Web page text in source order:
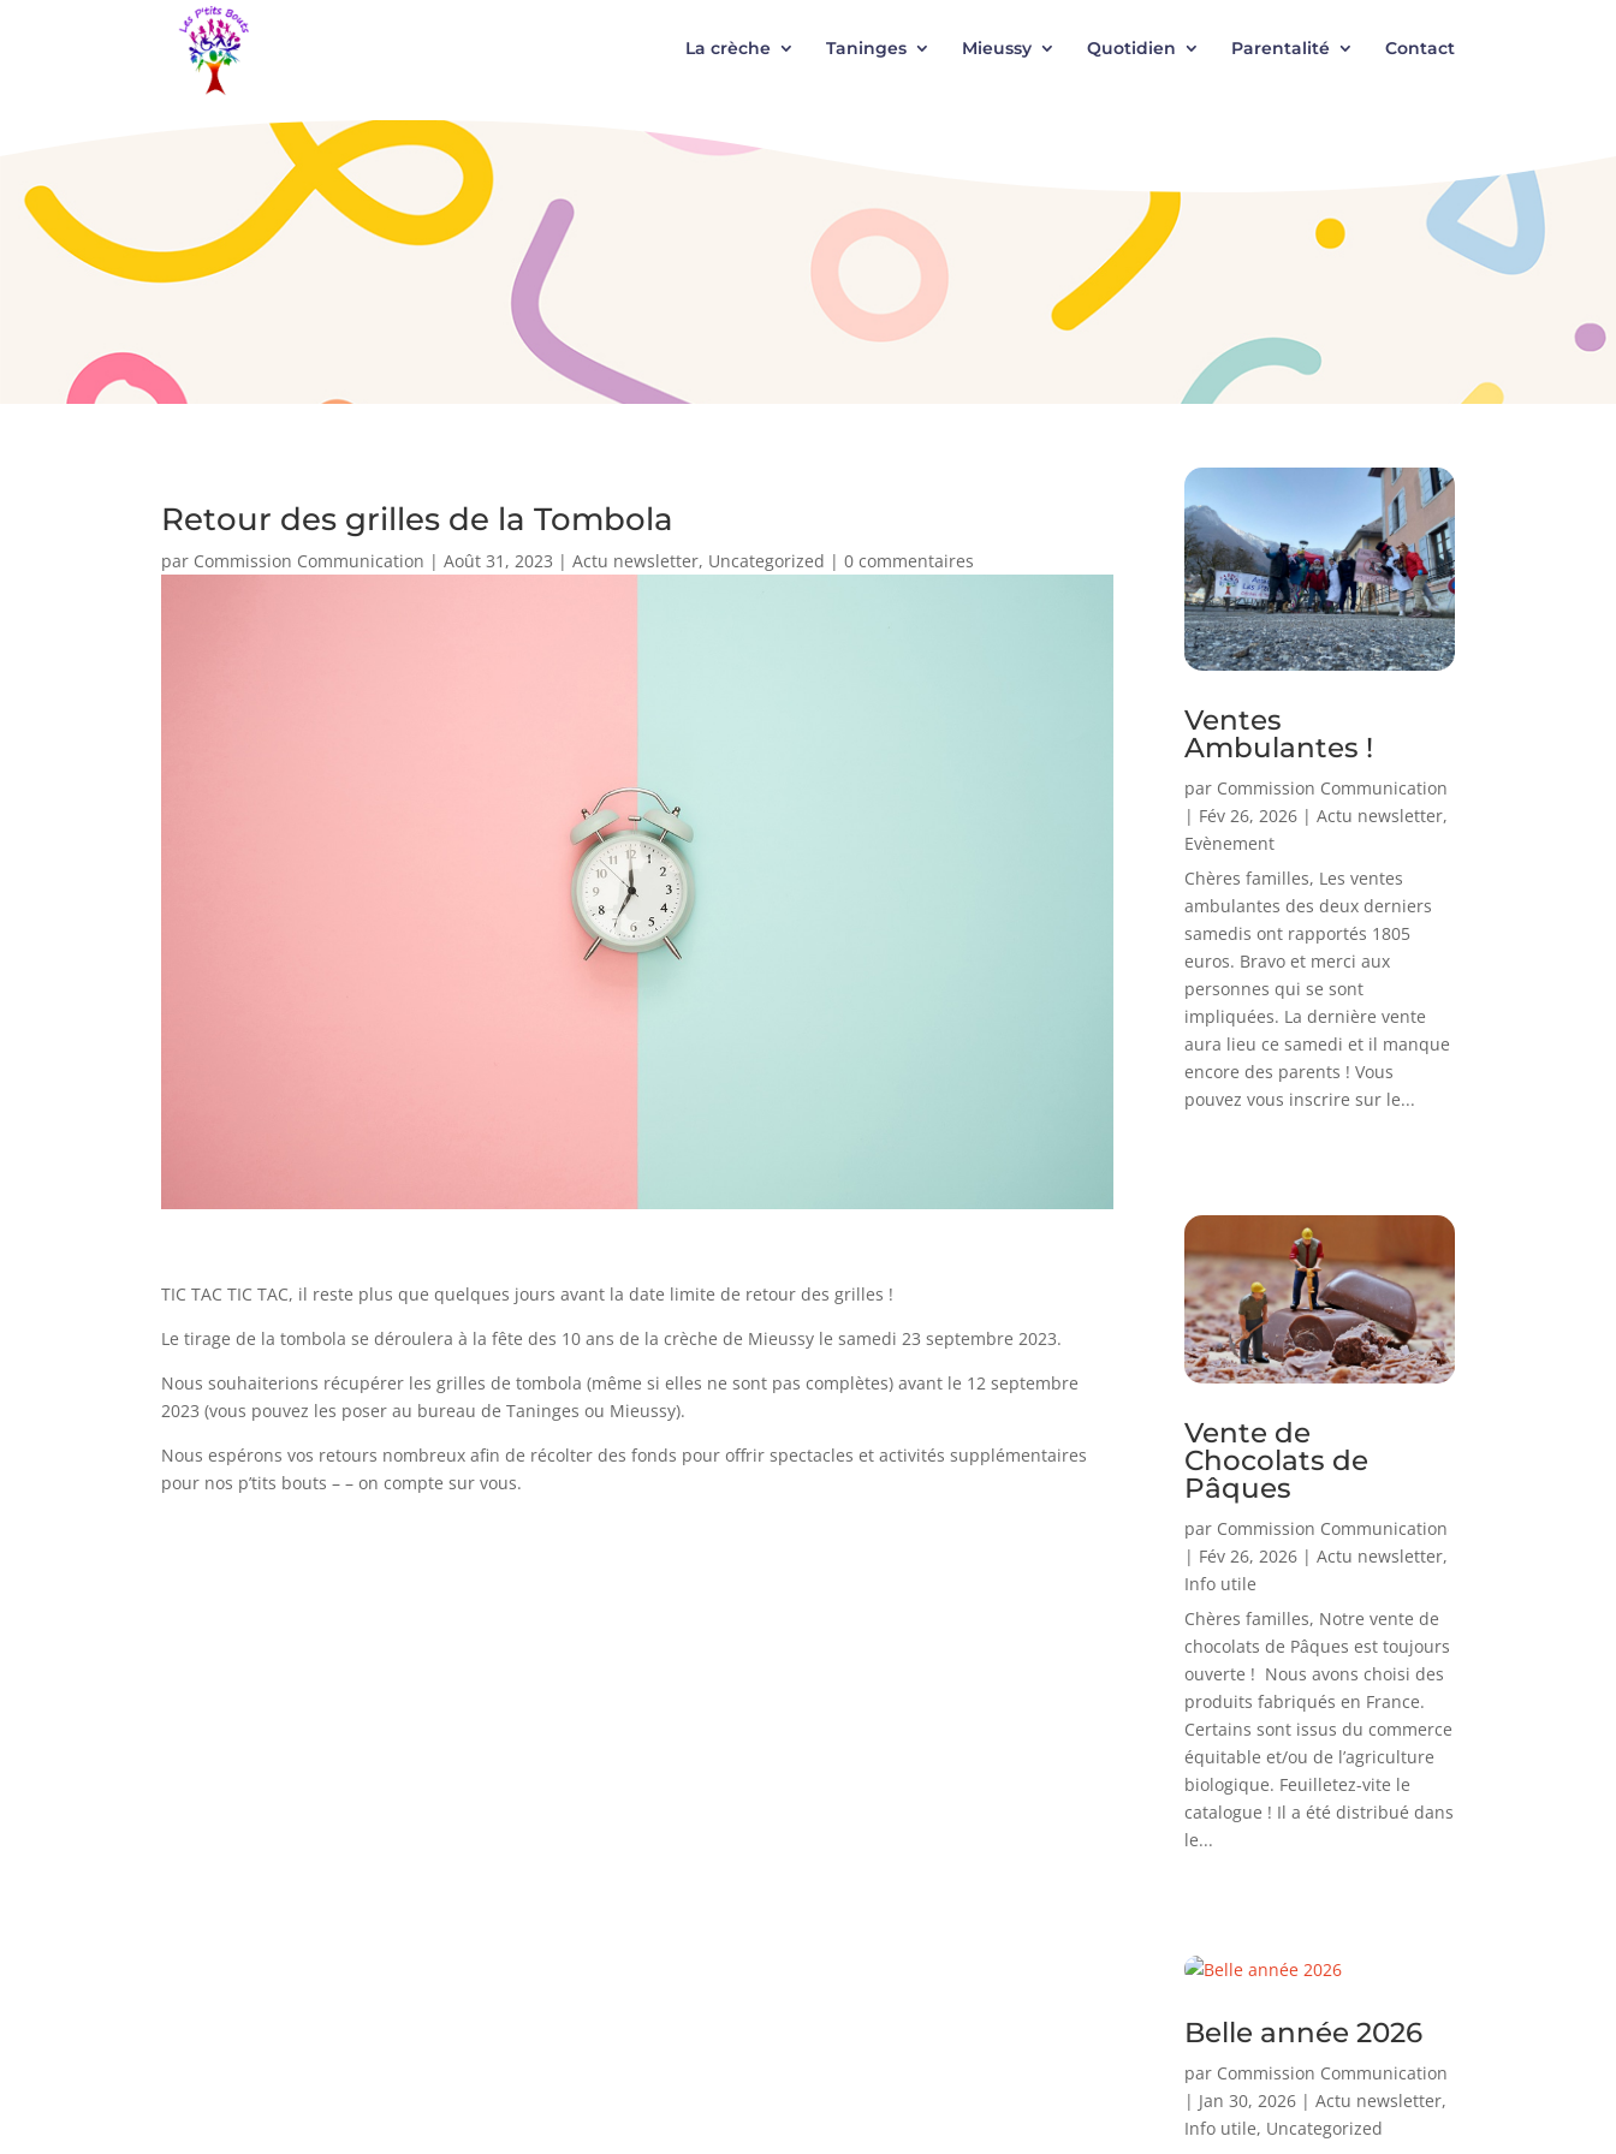
La crèche Taninges Mieussy Quotidien Parentalité Contact
Retour des grilles de la Tombola
par Commission Communication |Août 31, 2023 |Actu newsletter, Uncategorized |0 commentaires
TIC TAC TIC TAC, il reste plus que quelques jours avant la date limite de retour des grilles !
Le tirage de la tombola se déroulera à la fête des 10 ans de la crèche de Mieussy le samedi 23 septembre 2023.
Nous souhaiterions récupérer les grilles de tombola (même si elles ne sont pas complètes) avant le 12 septembre
2023 (vous pouvez les poser au bureau de Taninges ou Mieussy).
Nous espérons vos retours nombreux afin de récolter des fonds pour offrir spectacles et activités supplémentaires
pour nos p’tits bouts – – on compte sur vous.
Ventes
Ambulantes !
par Commission Communication
| Fév 26, 2026 |Actu newsletter,
Evènement
Chères familles, Les ventes
ambulantes des deux derniers
samedis ont rapportés 1805
euros. Bravo et merci aux
personnes qui se sont
impliquées. La dernière vente
aura lieu ce samedi et il manque
encore des parents ! Vous
pouvez vous inscrire sur le...
Vente de
Chocolats de
Pâques
par Commission Communication
| Fév 26, 2026 |Actu newsletter,
Info utile
Chères familles, Notre vente de
chocolats de Pâques est toujours
ouverte ! Nous avons choisi des
produits fabriqués en France.
Certains sont issus du commerce
équitable et/ou de l’agriculture
biologique. Feuilletez-vite le
catalogue ! Il a été distribué dans
le...
Belle année 2026
par Commission Communication
| Jan 30, 2026 |Actu newsletter,
Info utile, Uncategorized